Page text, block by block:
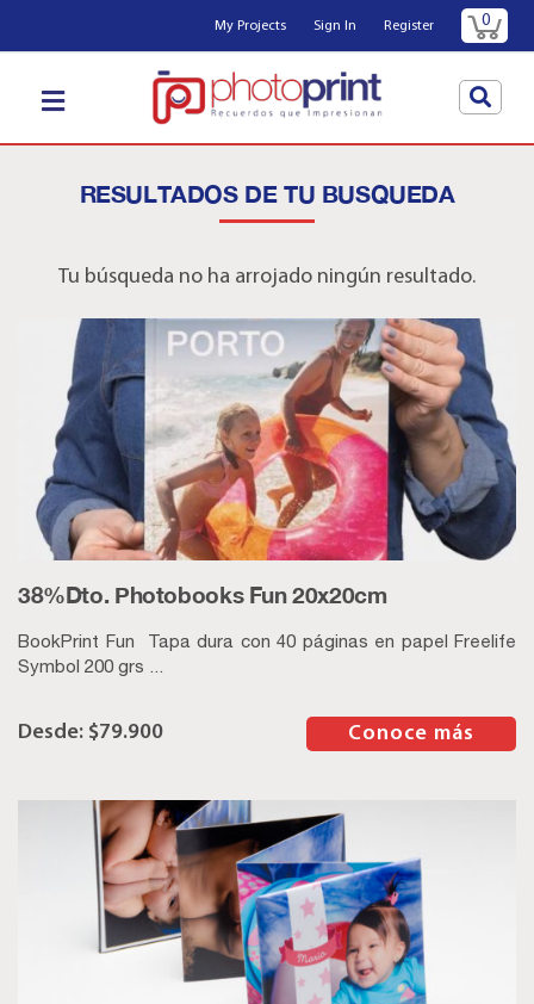
My Projects Sign In Register 0
RESULTADOS DE TU BUSQUEDA
Tu búsqueda no ha arrojado ningún resultado.
38%Dto. Photobooks Fun 20x20cm
BookPrint Fun Tapa dura con 40 páginas en papel Freelife
Symbol 200 grs ...
$79.900 Conoce más